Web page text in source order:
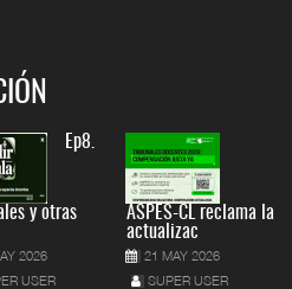
Ep8.
y otras
2026
USER
ASPES-CL reclama la
actualizac
21 MAY 2026
SUPER USER